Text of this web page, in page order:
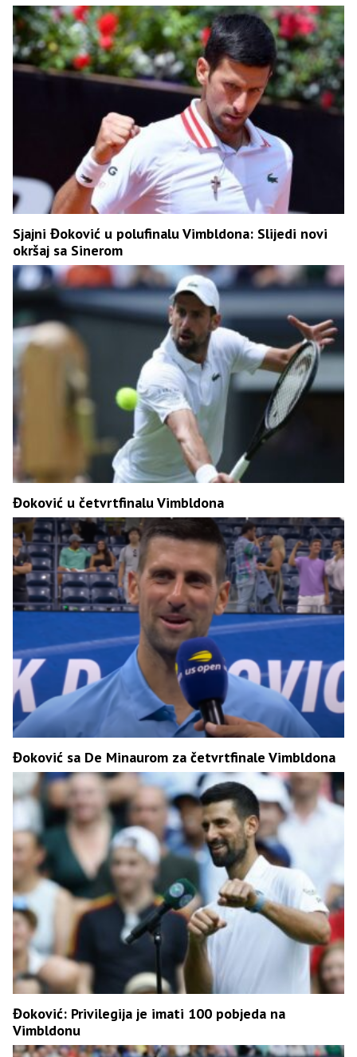
Sjajni Đoković u polufinalu Vimbldona: Slijedi novi
okršaj sa Sinerom
Đoković u četvrtfinalu Vimbldona
Đoković sa De Minaurom za četvrtfinale Vimbldona
Đoković: Privilegija je imati 100 pobjeda na
Vimbldonu